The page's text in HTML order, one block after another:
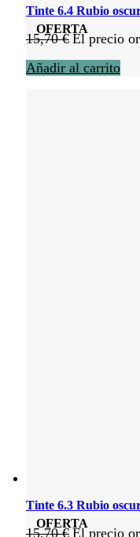
OFERTA
Tinte 6.4 Rubio
15,70€ El precio
Añadir al carrito
OFERTA
Tinte 6.3 Rubio
15,70€ El precio